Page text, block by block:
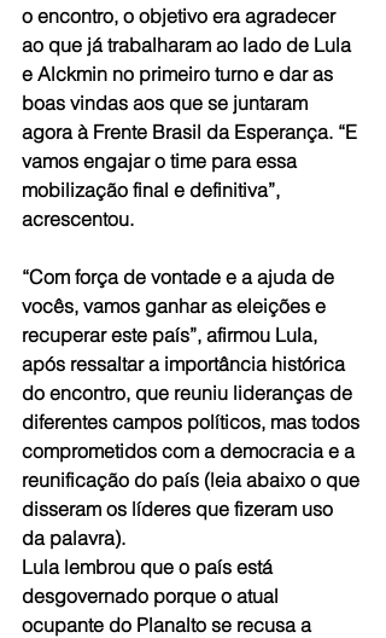
o encontro, o objetivo era agradecer
ao que já trabalharam ao lado de Lula
e Alckmin no primeiro turno e dar as
boas vindas aos que se juntaram
agora à Frente Brasil da Esperança. “E
vamos engajar o time para essa
mobilização final e definitiva”,
acrescentou.
“Com força de vontade e a ajuda de
vocês, vamos ganhar as eleições e
recuperar este país”, afirmou Lula,
após ressaltar a importância histórica
do encontro, que reuniu lideranças de
diferentes campos políticos, mas todos
comprometidos com a democracia e a
reunificação do país (leia abaixo o que
disseram os líderes que fizeram uso
da palavra).
Lula lembrou que o país está
desgovernado porque o atual
ocupante do Planalto se recusa a